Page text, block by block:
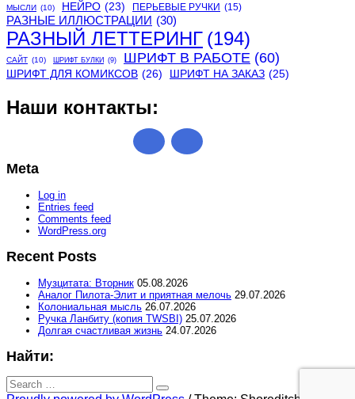
МЫСЛИ (10) НЕЙРО (23) ПЕРЬЕВЫЕ РУЧКИ (15)
РАЗНЫЕ ИЛЛЮСТРАЦИИ (30)
РАЗНЫЙ ЛЕТТЕРИНГ (194)
САЙТ (10) ШРИФТ БУЛКИ (9) ШРИФТ В РАБОТЕ (60)
ШРИФТ ДЛЯ КОМИКСОВ (26) ШРИФТ НА ЗАКАЗ (25)
Наши контакты:
Meta
Log in
Entries feed
Comments feed
WordPress.org
Recent Posts
Музцитата: Вторник 05.08.2026
Аналог Пилота-Элит и приятная мелочь 29.07.2026
Колониальная мысль 26.07.2026
Ручка Ланбиту (копия TWSBI) 25.07.2026
Долгая счастливая жизнь 24.07.2026
Найти:
Search
for:
Search